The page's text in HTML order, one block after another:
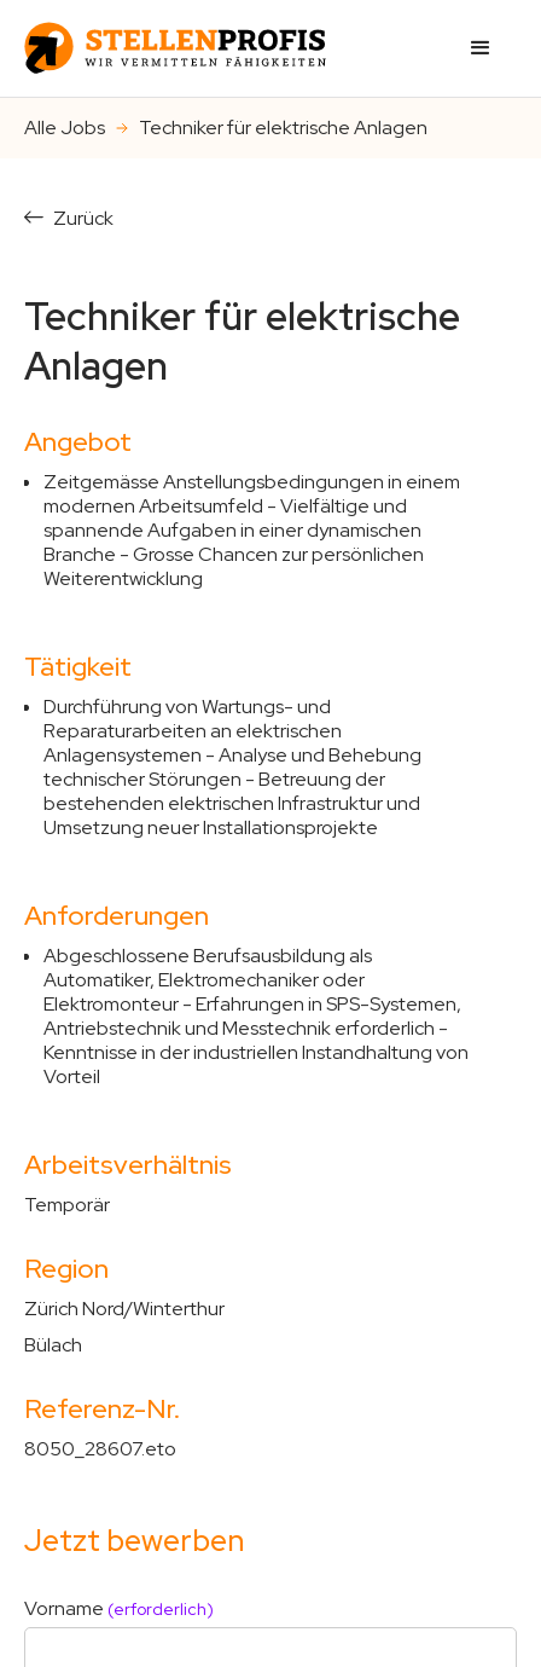
Alle Jobs Techniker für elektrische Anlagen
Zurück
Techniker für elektrische
Anlagen
Angebot
Zeitgemässe Anstellungsbedingungen in einem
modernen Arbeitsumfeld - Vielfältige und
spannende Aufgaben in einer dynamischen
Branche - Grosse Chancen zur persönlichen
Weiterentwicklung
Tätigkeit
Durchführung von Wartungs- und
Reparaturarbeiten an elektrischen
Anlagensystemen - Analyse und Behebung
technischer Störungen - Betreuung der
bestehenden elektrischen Infrastruktur und
Umsetzung neuer Installationsprojekte
Anforderungen
Abgeschlossene Berufsausbildung als
Automatiker, Elektromechaniker oder
Elektromonteur - Erfahrungen in SPS-Systemen,
Antriebstechnik und Messtechnik erforderlich -
Kenntnisse in der industriellen Instandhaltung von
Vorteil
Arbeitsverhältnis
Temporär
Region
Zürich Nord/Winterthur
Bülach
Referenz-Nr.
8050_28607.eto
Jetzt bewerben
Vorname (erforderlich)